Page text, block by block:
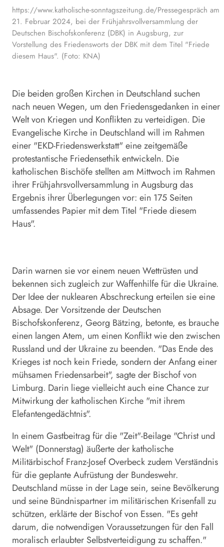
https://www.katholische-sonntagszeitung.de/Pressegespräch am
21. Februar 2024, bei der Frühjahrsvollversammlung der
Deutschen Bischofskonferenz (DBK) in Augsburg, zur
Vorstellung des Friedensworts der DBK mit dem Titel "Friede
diesem Haus". (Foto: KNA)
Die beiden großen Kirchen in Deutschland suchen
nach neuen Wegen, um den Friedensgedanken in einer
Welt von Kriegen und Konflikten zu verteidigen. Die
Evangelische Kirche in Deutschland will im Rahmen
einer "EKD-Friedenswerkstatt" eine zeitgemäße
protestantische Friedensethik entwickeln. Die
katholischen Bischöfe stellten am Mittwoch im Rahmen
ihrer Frühjahrsvollversammlung in Augsburg das
Ergebnis ihrer Überlegungen vor: ein 175 Seiten
umfassendes Papier mit dem Titel "Friede diesem
Haus".
Darin warnen sie vor einem neuen Wettrüsten und
bekennen sich zugleich zur Waffenhilfe für die Ukraine.
Der Idee der nuklearen Abschreckung erteilen sie eine
Absage. Der Vorsitzende der Deutschen
Bischofskonferenz, Georg Bätzing, betonte, es brauche
einen langen Atem, um einen Konflikt wie den zwischen
Russland und der Ukraine zu beenden. "Das Ende des
Krieges ist noch kein Friede, sondern der Anfang einer
mühsamen Friedensarbeit", sagte der Bischof von
Limburg. Darin liege vielleicht auch eine Chance zur
Mitwirkung der katholischen Kirche "mit ihrem
Elefantengedächtnis".
In einem Gastbeitrag für die "Zeit"-Beilage "Christ und
Welt" (Donnerstag) äußerte der katholische
Militärbischof Franz-Josef Overbeck zudem Verständnis
für die geplante Aufrüstung der Bundeswehr.
Deutschland müsse in der Lage sein, seine Bevölkerung
und seine Bündnispartner im militärischen Krisenfall zu
schützen, erklärte der Bischof von Essen. "Es geht
darum, die notwendigen Voraussetzungen für den Fall
moralisch erlaubter Selbstverteidigung zu schaffen."